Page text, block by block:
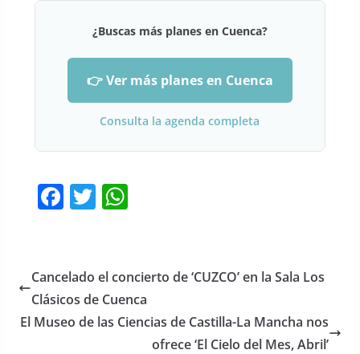
¿Buscas más planes en Cuenca?
👉 Ver más planes en Cuenca
Consulta la agenda completa
F
e
b
o
T
er
W
s
A
p
Cancelado el concierto de ‘CUZCO’ en la Sala Los
Clásicos de Cuenca
El Museo de las Ciencias de Castilla-La Mancha nos
ofrece ‘El Cielo del Mes, Abril’